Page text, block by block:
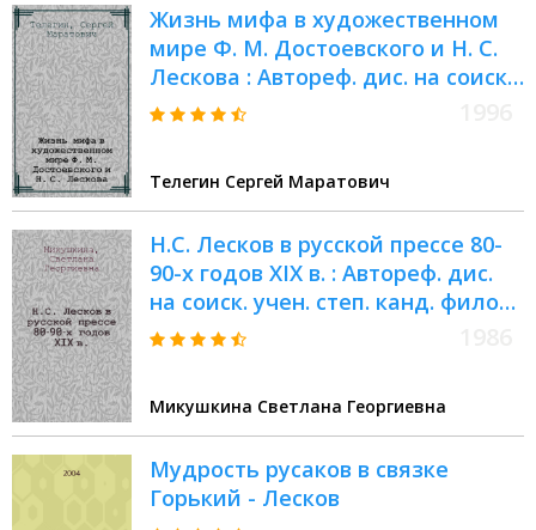
Жизнь мифа в художественном
мире Ф. М. Достоевского и Н. С.
Лескова : Автореф. дис. на соиск.
учен. степ. д.филол.н. : Спец.
Телегин Сергей Маратович
Н.С. Лесков в русской прессе 80-
90-х годов XIX в. : Автореф. дис.
на соиск. учен. степ. канд. филос.
наук : (10.01.10)
Микушкина Светлана Георгиевна
Мудрость русаков в связке
Горький - Лесков